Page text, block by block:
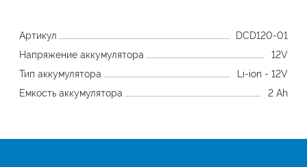
Артикул
DCD120-01
Напряжение аккумулятора
12V
Тип аккумулятора
Li-ion - 12V
Емкость аккумулятора
2 Ah